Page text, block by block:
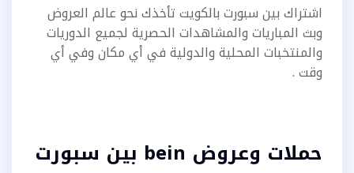
اشتراك بين سبورت بالكويت تأخذك نحو عالم العروض
وبث المباريات والمشاهدات الحصرية لجميع الدوريات
والمنتخبات المحلية والدولية في أي مكان وفي أي
وقت .
حملات وعروض bein بين سبورت